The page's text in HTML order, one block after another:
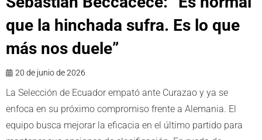
que la hinchada sufra. Es lo que
más nos duele”
20 de junio de 2026
La Selección de Ecuador empató ante Curazao y ya se
enfoca en su próximo compromiso frente a Alemania. El
equipo busca mejorar la eficacia en el último partido para